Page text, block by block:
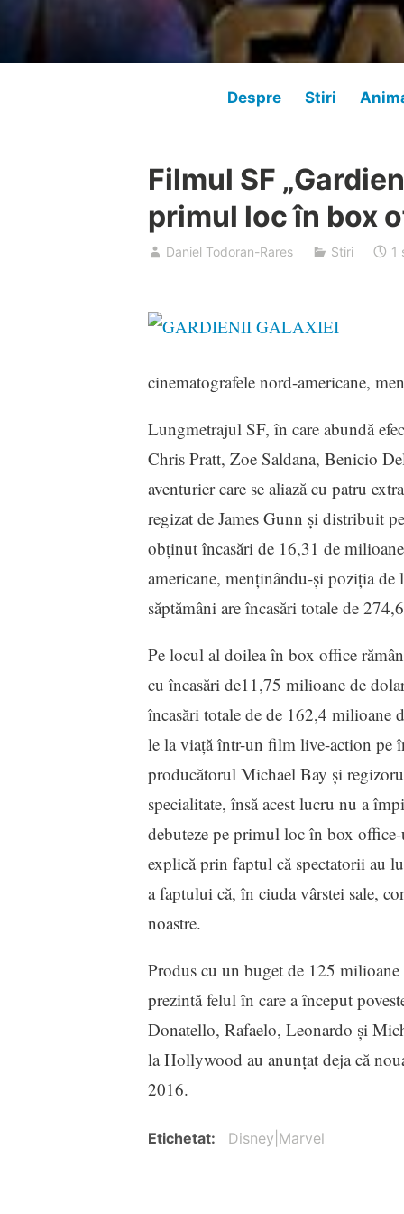
Despre Stiri
Filmul SF
primul loc în box
Daniel Todoran-Rares Stiri 1
cinematografele nord-americane,
Lungmetrajul SF, în care abundă
Chris Pratt, Zoe Saldana, Benicio
aventurier care se aliază cu patru
regizat de James Gunn şi distribuit
obţinut încasări de 16,31 de
americane, menţinându-şi poziţia
săptămâni are încasări totale de
Pe locul al doilea în box office
cu încasări de11,75 milioane de
încasări totale de de 162,4 milioane
le la viaţă într-un film live-action pe
producătorul Michael Bay şi
specialitate, însă acest lucru nu a
debuteze pe primul loc în box
explică prin faptul că spectatorii au
a faptului că, în ciuda vârstei sale,
noastre.
Produs cu un buget de 125
prezintă felul în care a început
Donatello, Rafaelo, Leonardo şi
la Hollywood au anunţat deja că
2016.
Etichetat Disney|Marvel